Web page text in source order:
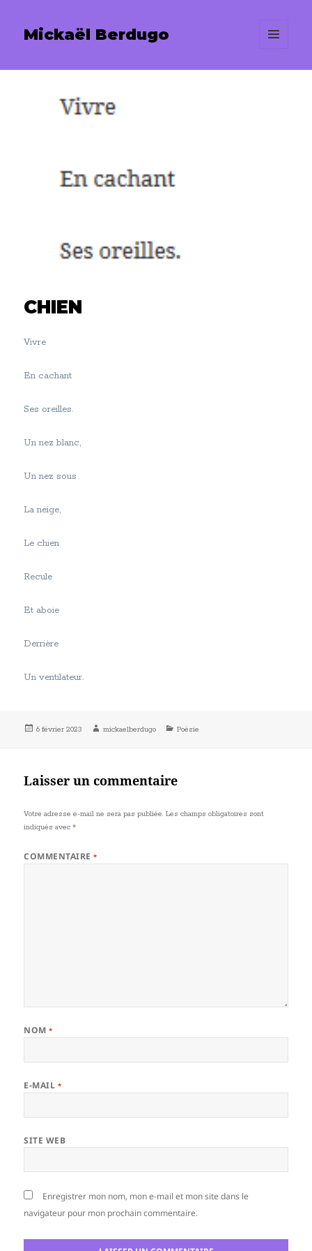
Mickaël Berdugo
CHIEN
Vivre
En cachant
Ses oreilles.
Un nez blanc,
Un nez sous
La neige,
Le chien
Recule
Et aboie
Derrière
Un ventilateur.
Publié
6 février 2023 Auteur
mickaelberdugo Catégories
Poésie
Laisser un commentaire
Votre adresse e-mail ne sera pas publiée. Les champs obligatoires sont
indiqués avec*
COMMENTAIRE*
NOM*
E-MAIL *
SITE WEB
Enregistrer mon nom, mon e-mail et mon site dans le
navigateur pour mon prochain commentaire.